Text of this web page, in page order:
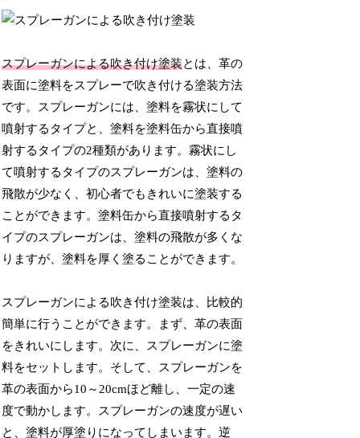
スプレーガンによる吹き付け塗装とは、革の
表面に塗料をスプレーで吹き付ける塗装方法
です。スプレーガンには、塗料を霧状にして
噴射するタイプと、塗料を塗料缶から直接噴
射するタイプの2種類があります。霧状にし
て噴射するタイプのスプレーガンは、塗料の
飛散が少なく、初心者でもきれいに塗装する
ことができます。塗料缶から直接噴射するタ
イプのスプレーガンは、塗料の飛散が多くな
りますが、塗料を厚く塗ることができます。
スプレーガンによる吹き付け塗装は、比較的
簡単に行うことができます。まず、革の表面
をきれいにします。次に、スプレーガンに塗
料をセットします。そして、スプレーガンを
革の表面から10～20cmほど離し、一定の速
度で動かします。スプレーガンの速度が遅い
と、塗料が厚塗りになってしまいます。逆